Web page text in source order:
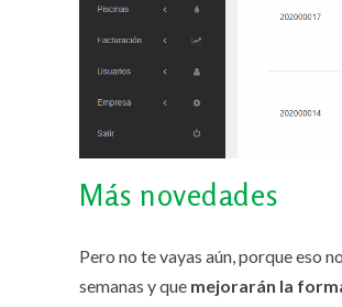
Más novedades
Pero no te vayas aún, porque eso
semanas y que mejorarán la